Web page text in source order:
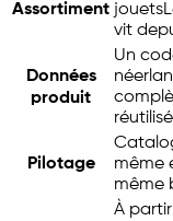
Assortiment jouets
vit
Données
produit
Un
Pilotage
même
même
À